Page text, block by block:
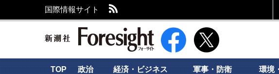
国際情報サイト
新潮社 Foresight フォーサイト
TOP 政治 経済・ビジネス 軍事・防衛 環境